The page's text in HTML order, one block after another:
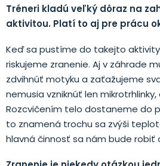
Tréneri kladú veľký dôraz na
aktivitou. Platí to aj pre prácu
Keď sa pustíme do takejto
riskujeme zranenie. Aj v záhrade
zdvihnúť motyku a zaťažujeme
nemusia vzniknúť len
Rozcvičením telo dostaneme do
to znamená trochu sa zvýši
hlavná činnosť sa nám bude robiť